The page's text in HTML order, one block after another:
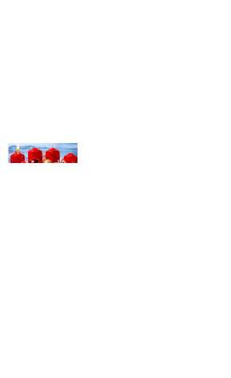
© Michael Bihlmayer